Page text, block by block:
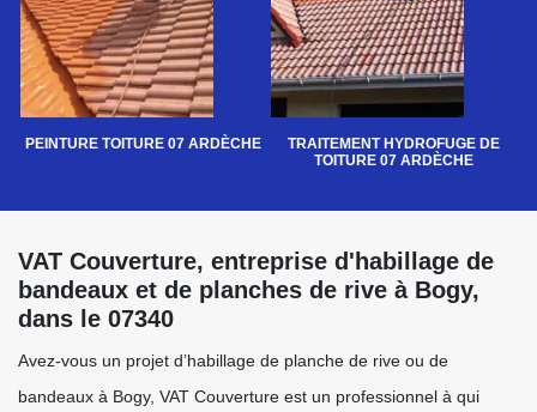
PEINTURE TOITURE 07 ARDÈCHE
TRAITEMENT HYDROFUGE DE
TOITURE 07 ARDÈCHE
VAT Couverture, entreprise d'habillage de
bandeaux et de planches de rive à Bogy,
dans le 07340
Avez-vous un projet d’habillage de planche de rive ou de
bandeaux à Bogy, VAT Couverture est un professionnel à qui